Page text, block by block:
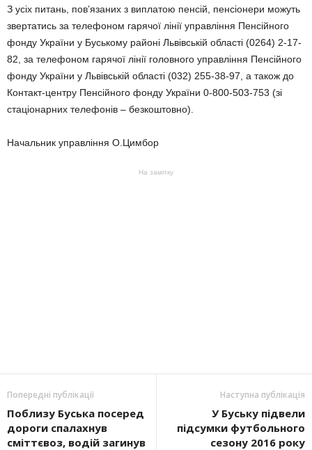
З усіх питань, пов’язаних з виплатою пенсій, пенсіонери можуть
звертатись за телефоном гарячої лінії управління Пенсійного
фонду України у Буському районі Львівській області (0264) 2-17-
82, за телефоном гарячої лінії головного управління Пенсійного
фонду України у Львівській області (032) 255-38-97, а також до
Контакт-центру Пенсійного фонду України 0-800-503-753 (зі
стаціонарних телефонів – безкоштовно).
Начальник управління О.Цимбор
На замітку
Попередні публікації
Поблизу Буська посеред
дороги спалахнув
сміттєвоз, водій загинув
Наступна публікація
У Буську підвели
підсумки футбольного
сезону 2016 року